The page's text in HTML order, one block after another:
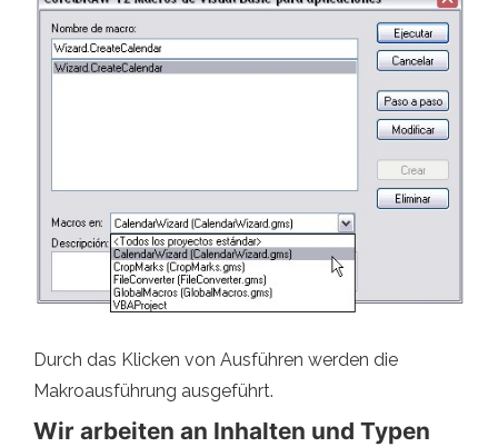
Durch das Klicken von Ausführen werden die
Makroausführung ausgeführt.
Wir arbeiten an Inhalten und Typen